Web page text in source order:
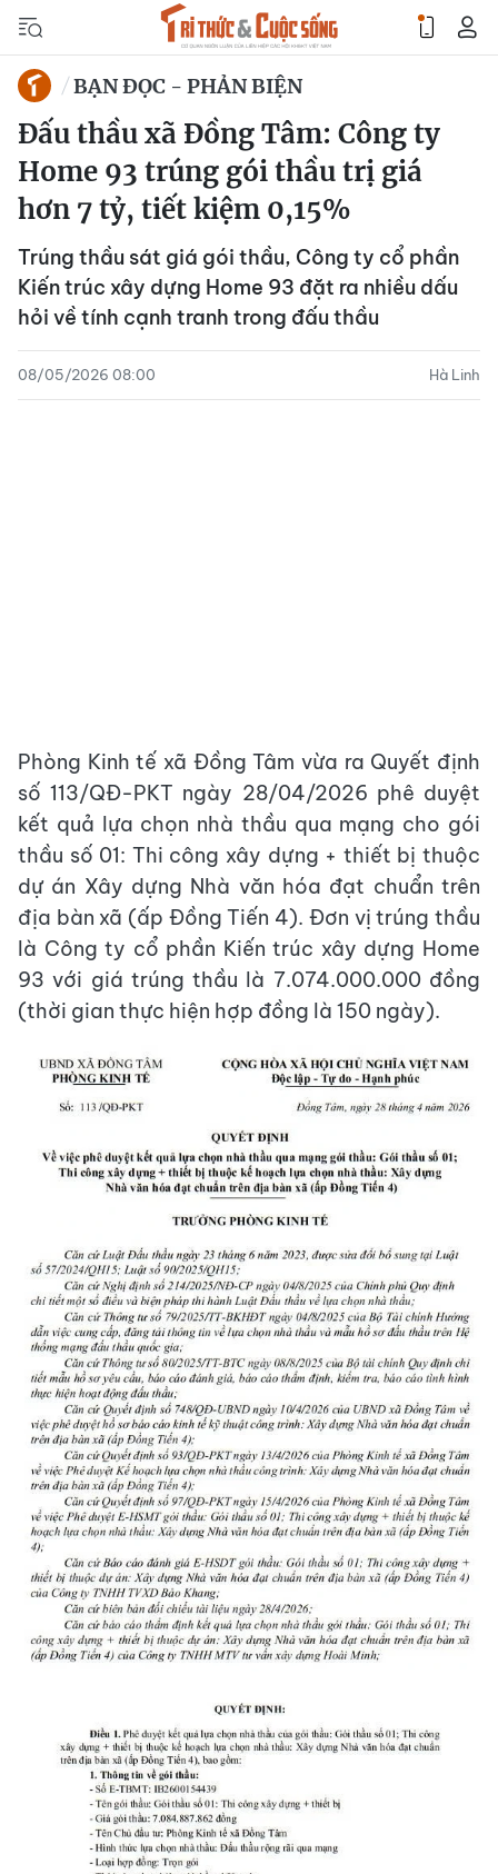
BẠN ĐỌC - PHẢN BIỆN
Đấu thầu xã Đồng Tâm: Công ty
Home 93 trúng gói thầu trị giá
hơn 7 tỷ, tiết kiệm 0,15%
Trúng thầu sát giá gói thầu, Công ty cổ phần
Kiến trúc xây dựng Home 93 đặt ra nhiều dấu
hỏi về tính cạnh tranh trong đấu thầu
08/05/2026 08:00 Hà Linh
Phòng Kinh tế xã Đồng Tâm vừa ra Quyết định
số 113/QĐ-PKT ngày 28/04/2026 phê duyệt
kết quả lựa chọn nhà thầu qua mạng cho gói
thầu số 01: Thi công xây dựng + thiết bị thuộc
dự án Xây dựng Nhà văn hóa đạt chuẩn trên
địa bàn xã (ấp Đồng Tiến 4). Đơn vị trúng thầu
là Công ty cổ phần Kiến trúc xây dựng Home
93 với giá trúng thầu là 7.074.000.000 đồng
(thời gian thực hiện hợp đồng là 150 ngày).